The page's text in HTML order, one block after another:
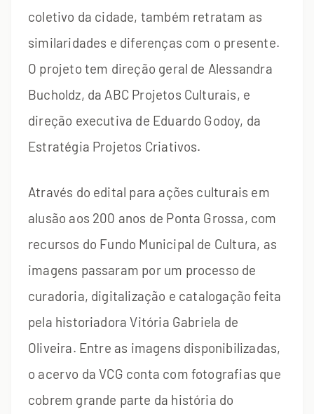
coletivo da cidade, também retratam as
similaridades e diferenças com o presente.
O projeto tem direção geral de Alessandra
Bucholdz, da ABC Projetos Culturais, e
direção executiva de Eduardo Godoy, da
Estratégia Projetos Criativos.
Através do edital para ações culturais em
alusão aos 200 anos de Ponta Grossa, com
recursos do Fundo Municipal de Cultura, as
imagens passaram por um processo de
curadoria, digitalização e catalogação feita
pela historiadora Vitória Gabriela de
Oliveira. Entre as imagens disponibilizadas,
o acervo da VCG conta com fotografias que
cobrem grande parte da história do